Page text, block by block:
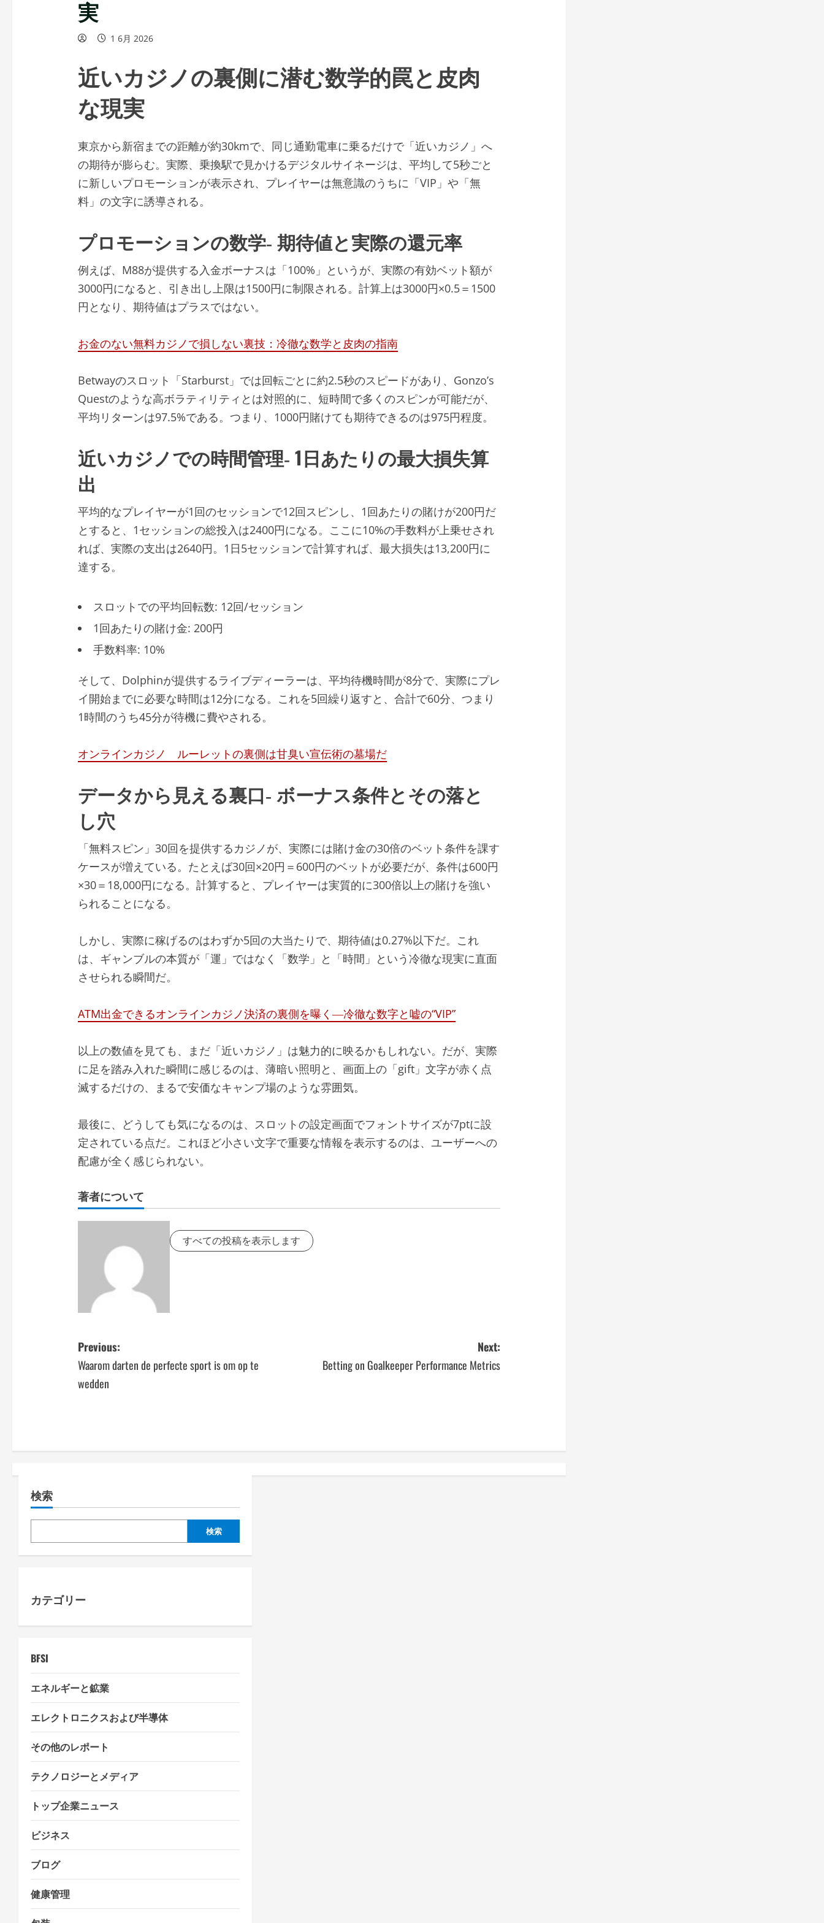
実
1 6月 2026
近いカジノの裏側に潜む数学的罠と皮肉
な現実
東京から新宿までの距離が約30kmで、同じ通勤電車に乗るだけで「近いカジノ」へ
の期待が膨らむ。実際、乗換駅で見かけるデジタルサイネージは、平均して5秒ごと
に新しいプロモーションが表示され、プレイヤーは無意識のうちに「VIP」や「無
料」の文字に誘導される。
プロモーションの数学‑ 期待値と実際の還元率
例えば、M88が提供する入金ボーナスは「100%」というが、実際の有効ベット額が
3000円になると、引き出し上限は1500円に制限される。計算上は3000円×0.5＝1500
円となり、期待値はプラスではない。
お金のない無料カジノで損しない裏技：冷徹な数学と皮肉の指南
Betwayのスロット「Starburst」では回転ごとに約2.5秒のスピードがあり、Gonzo’s
Questのような高ボラティリティとは対照的に、短時間で多くのスピンが可能だが、
平均リターンは97.5%である。つまり、1000円賭けても期待できるのは975円程度。
近いカジノでの時間管理‑ 1日あたりの最大損失算
出
平均的なプレイヤーが1回のセッションで12回スピンし、1回あたりの賭けが200円だ
とすると、1セッションの総投入は2400円になる。ここに10%の手数料が上乗せされ
れば、実際の支出は2640円。1日5セッションで計算すれば、最大損失は13,200円に
達する。
スロットでの平均回転数: 12回/セッション
1回あたりの賭け金: 200円
手数料率: 10%
そして、Dolphinが提供するライブディーラーは、平均待機時間が8分で、実際にプレ
イ開始までに必要な時間は12分になる。これを5回繰り返すと、合計で60分、つまり
1時間のうち45分が待機に費やされる。
オンラインカジノ ルーレットの裏側は甘臭い宣伝術の墓場だ
データから見える裏口‑ ボーナス条件とその落と
し穴
「無料スピン」30回を提供するカジノが、実際には賭け金の30倍のベット条件を課す
ケースが増えている。たとえば30回×20円＝600円のベットが必要だが、条件は600円
×30＝18,000円になる。計算すると、プレイヤーは実質的に300倍以上の賭けを強い
られることになる。
しかし、実際に稼げるのはわずか5回の大当たりで、期待値は0.27%以下だ。これ
は、ギャンブルの本質が「運」ではなく「数学」と「時間」という冷徹な現実に直面
させられる瞬間だ。
ATM出金できるオンラインカジノ決済の裏側を曝く―冷徹な数字と嘘の“VIP”
以上の数値を見ても、まだ「近いカジノ」は魅力的に映るかもしれない。だが、実際
に足を踏み入れた瞬間に感じるのは、薄暗い照明と、画面上の「gift」文字が赤く点
滅するだけの、まるで安価なキャンプ場のような雰囲気。
最後に、どうしても気になるのは、スロットの設定画面でフォントサイズが7ptに設
定されている点だ。これほど小さい文字で重要な情報を表示するのは、ユーザーへの
配慮が全く感じられない。
著者について
すべての投稿を表示します
P
o
n
v
i
g
t
i
n
Previous:
Waarom darten de perfecte sport is om op te
wedden
Next:
Betting on Goalkeeper Performance Metrics
検索
検索
カテゴリー
BFSI
エネルギーと鉱業
エレクトロニクスおよび半導体
その他のレポート
テクノロジーとメディア
トップ企業ニュース
ビジネス
ブログ
健康管理